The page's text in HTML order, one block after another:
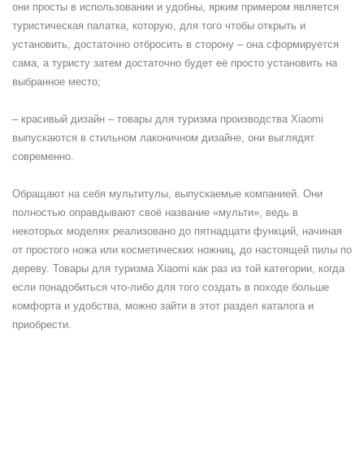
они просты в использовании и удобны, ярким примером является
туристическая палатка, которую, для того чтобы открыть и
установить, достаточно отбросить в сторону – она сформируется
сама, а туристу затем достаточно будет её просто установить на
выбранное место;
– красивый дизайн – товары для туризма производства Xiaomi
выпускаются в стильном лаконичном дизайне, они выглядят
современно.
Обращают на себя мультитулы, выпускаемые компанией. Они
полностью оправдывают своё название «мульти», ведь в
некоторых моделях реализовано до пятнадцати функций, начиная
от простого ножа или косметических ножниц, до настоящей пилы по
дереву. Товары для туризма Xiaomi как раз из той категории, когда
если понадобиться что-либо для того создать в походе больше
комфорта и удобства, можно зайти в этот раздел каталога и
приобрести.